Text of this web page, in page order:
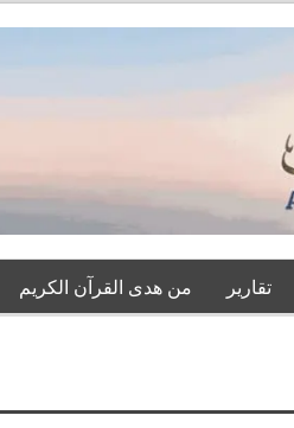
تقارير من هدى القرآن الكريم